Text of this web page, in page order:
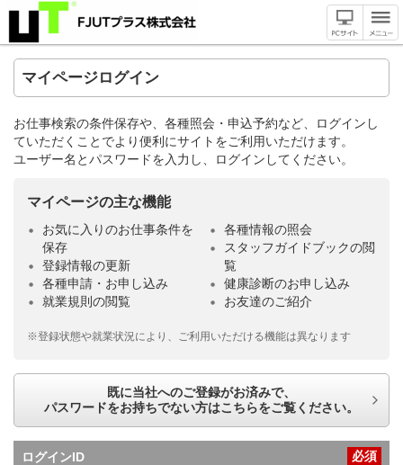
マイページログイン
お仕事検索の条件保存や、各種照会・申込予約など、ログインし
ていただくことでより便利にサイトをご利用いただけます。
ユーザー名とパスワードを入力し、ログインしてください。
マイページの主な機能
お気に入りのお仕事条件を
保存
登録情報の更新
各種申請・お申し込み
就業規則の閲覧
各種情報の照会
スタッフガイドブックの閲
覧
健康診断のお申し込み
お友達のご紹介
※登録状態や就業状況により、ご利用いただける機能は異なります
既に当社へのご登録がお済みで、
パスワードをお持ちでない方はこちらをご覧ください。
ログインID
必須